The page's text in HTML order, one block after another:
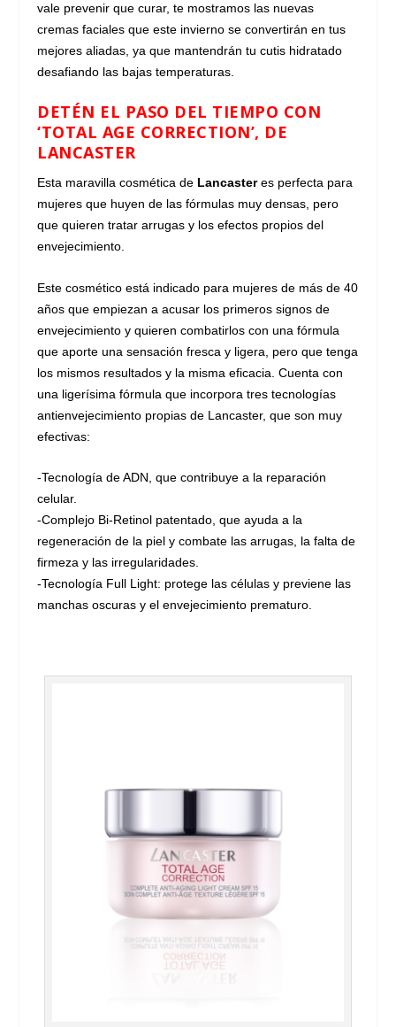
vale prevenir que curar, te mostramos las nuevas
cremas faciales que este invierno se convertirán en tus
mejores aliadas, ya que mantendrán tu cutis hidratado
desafiando las bajas temperaturas.
DETÉN EL PASO DEL TIEMPO CON
‘TOTAL AGE CORRECTION’, DE
LANCASTER
Esta maravilla cosmética de Lancasteres perfecta para
mujeres que huyen de las fórmulas muy densas, pero
que quieren tratar arrugas y los efectos propios del
envejecimiento.
Este cosmético está indicado para mujeres de más de 40
años que empiezan a acusar los primeros signos de
envejecimiento y quieren combatirlos con una fórmula
que aporte una sensación fresca y ligera, pero que tenga
los mismos resultados y la misma eficacia. Cuenta con
una ligerísima fórmula que incorpora tres tecnologías
antienvejecimiento propias de Lancaster, que son muy
efectivas:
-Tecnología de ADN, que contribuye a la reparación
celular.
-Complejo Bi-Retinol patentado, que ayuda a la
regeneración de la piel y combate las arrugas, la falta de
firmeza y las irregularidades.
-Tecnología Full Light: protege las células y previene las
manchas oscuras y el envejecimiento prematuro.